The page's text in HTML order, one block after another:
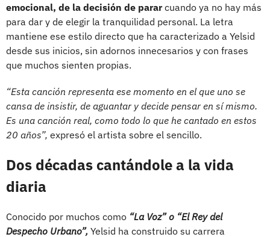
emocional, de la decisión de pararcuando ya no hay más
para dar y de elegir la tranquilidad personal. La letra
mantiene ese estilo directo que ha caracterizado a Yelsid
desde sus inicios, sin adornos innecesarios y con frases
que muchos sienten propias.
“Esta canción representa ese momento en el que uno se
cansa de insistir, de aguantar y decide pensar en sí mismo.
Es una canción real, como todo lo que he cantado en estos
20 años”, expresó el artista sobre el sencillo.
Dos décadas cantándole a la vida
diaria
Conocido por muchos como “La Voz” o “El Rey del
Despecho Urbano”, Yelsid ha construido su carrera